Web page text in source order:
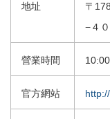
地址
〒
−４
營業時間
官方網站